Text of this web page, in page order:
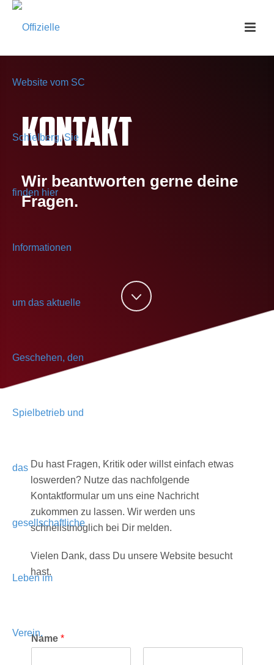
KONTAKT
Wir beantworten gerne deine
Fragen.
Du hast Fragen, Kritik oder willst einfach etwas
loswerden? Nutze das nachfolgende
Kontaktformular um uns eine Nachricht
zukommen zu lassen. Wir werden uns
schnellstmöglich bei Dir melden.
Vielen Dank, dass Du unsere Website besucht
hast.
Name *